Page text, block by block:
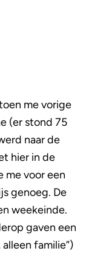
me vorige
(er stond 75
naar de
hier in de
me voor een
genoeg. De
weekeinde.
gaven een
familie”)